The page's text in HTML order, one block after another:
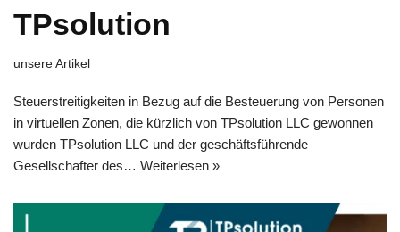
TPsolution
unsere Artikel
Steuerstreitigkeiten in Bezug auf die Besteuerung von Personen
in virtuellen Zonen, die kürzlich von TPsolution LLC gewonnen
wurden TPsolution LLC und der geschäftsführende
Gesellschafter des… Weiterlesen »